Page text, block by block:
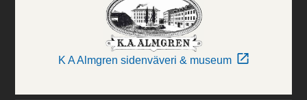
K A Almgren sidenväveri & museum